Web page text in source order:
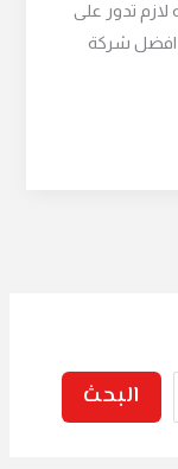
تدور على
افضل شركة
البحث